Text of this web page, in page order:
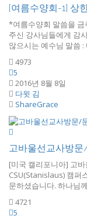
[여름수양회-1] 상
*여름수양회 말씀을 금
주신 강사님들에게 감
않으시는 예수님 말씀 :
4973
5
2016년 8월 8일
다윗 김
ShareGrace
고바울선교사방
[미국 캘리포니아] 고
CSU(Stanislaus) 캠퍼
문하셨습니다. 하나님
4721
5